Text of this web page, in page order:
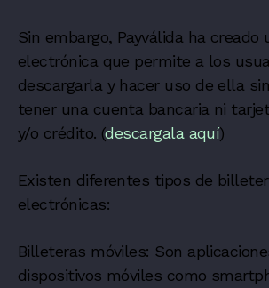
Sin embargo, Payválida ha creado
electrónica que permite a los
descargarla y hacer uso de ella
tener una cuenta bancaria ni
y/o crédito. (descargala aquí)
Existen diferentes tipos de
electrónicas:
Billeteras móviles: Son
dispositivos móviles como